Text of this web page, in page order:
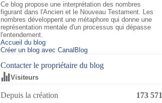
Ce blog propose une interprétation des nombres
figurant dans l'Ancien et le Nouveau Testament. Les
nombres développent une métaphore qui donne une
représentation mentale d'un processus qui dépasse
l'entendement.
Accueil du blog
Créer un blog avec CanalBlog
Contacter le propriétaire du blog
Visiteurs
Depuis la création 173 571